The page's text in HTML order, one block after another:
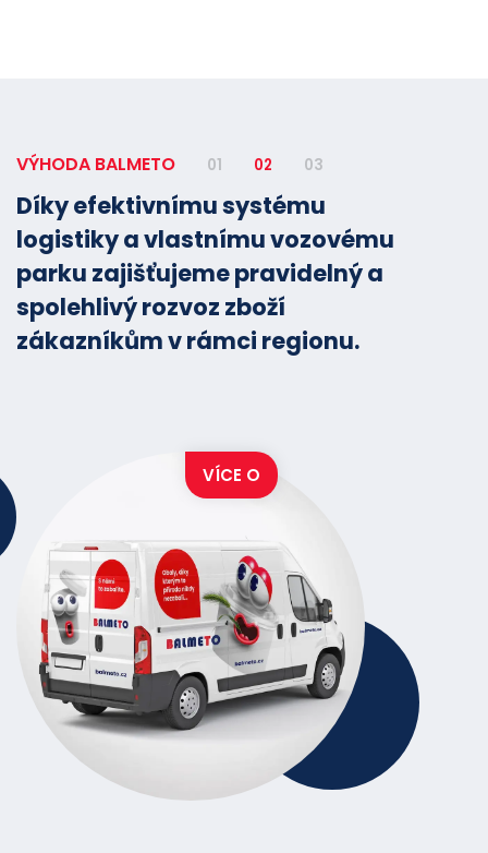
VÝHODA BALMETO 01 02 03
Díky efektivnímu systému
logistiky a vlastnímu vozovému
parku zajišťujeme pravidelný a
spolehlivý rozvoz zboží
zákazníkům v rámci regionu.
VÍCE O